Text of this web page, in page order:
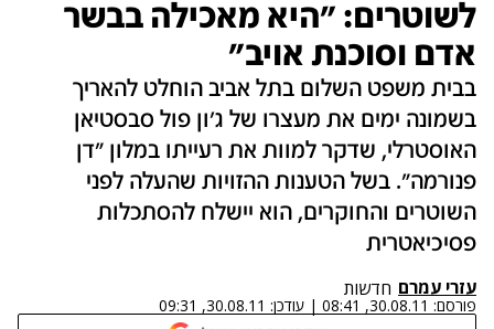
לשוטרים: "היא מאכילה בבשר
אדם וסוכנת אויב"
בבית משפט השלום בתל אביב הוחלט להאריך
בשמונה ימים את מעצרו של ג'ון פול סבסטיאן
האוסטרלי, שדקר למוות את רעייתו במלון "דן
פנורמה". בשל הטענות ההזויות שהעלה לפני
השוטרים והחוקרים, הוא יישלח להסתכלות
פסיכיאטרית
עזרי עמרם חדשות
פורסם: 30.08.11, 08:41
| עודכן: 30.08.11, 09:31